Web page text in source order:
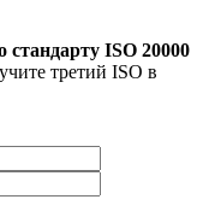
ISO 20000
третий ISO в